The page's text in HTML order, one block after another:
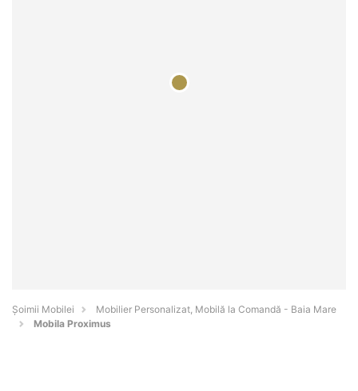
Șoimii Mobilei
Mobilier Personalizat, Mobilă la Comandă - Baia Mare
Mobila Proximus